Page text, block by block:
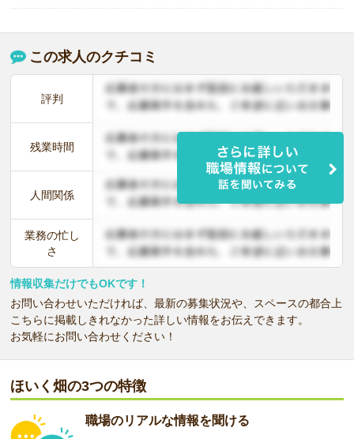
この求人のクチコミ
評判
残業時間
人間関係
業務の忙し
さ
情報収集だけでもOKです！
お問い合わせいただければ、最新の募集状況や、スペースの都合上
こちらに掲載しきれなかった詳しい情報をお伝えできます。
お気軽にお問い合わせください！
ほいく畑の3つの特徴
職場のリアルな情報を聞ける